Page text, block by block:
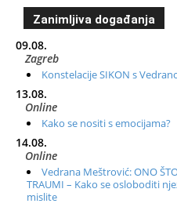
Zanimljiva događanja
09.08.
Zagreb
Konstelacije SIKON s
13.08.
Online
Kako se nositi s emocijama?
14.08.
Online
Vedrana Meštrović: ONO
TRAUMI – Kako se osloboditi
mislite